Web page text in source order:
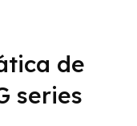
de
series